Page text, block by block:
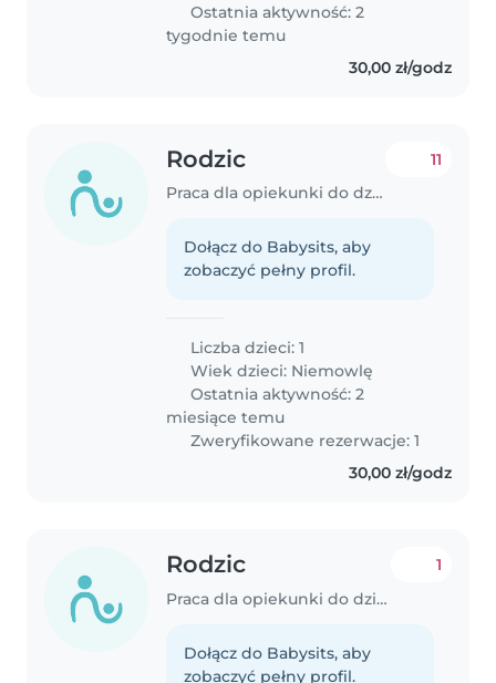
Ostatnia aktywność: 2
tygodnie temu
30,00 zł/godz
Rodzic
Praca dla opiekunki do dziecka w Białystok
11
Dołącz do Babysits, aby
zobaczyć pełny profil.
Liczba dzieci: 1
Wiek dzieci: Niemowlę
Ostatnia aktywność: 2
miesiące temu
Zweryfikowane rezerwacje: 1
30,00 zł/godz
Rodzic
Praca dla opiekunki do dziecka w Białystok
1
Dołącz do Babysits, aby
zobaczyć pełny profil.